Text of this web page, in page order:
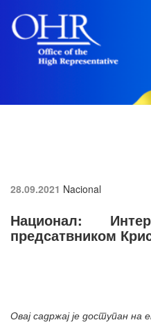
28.09.2021 Nacional
Национал:
предсатвником
Овај садржај је доступан на